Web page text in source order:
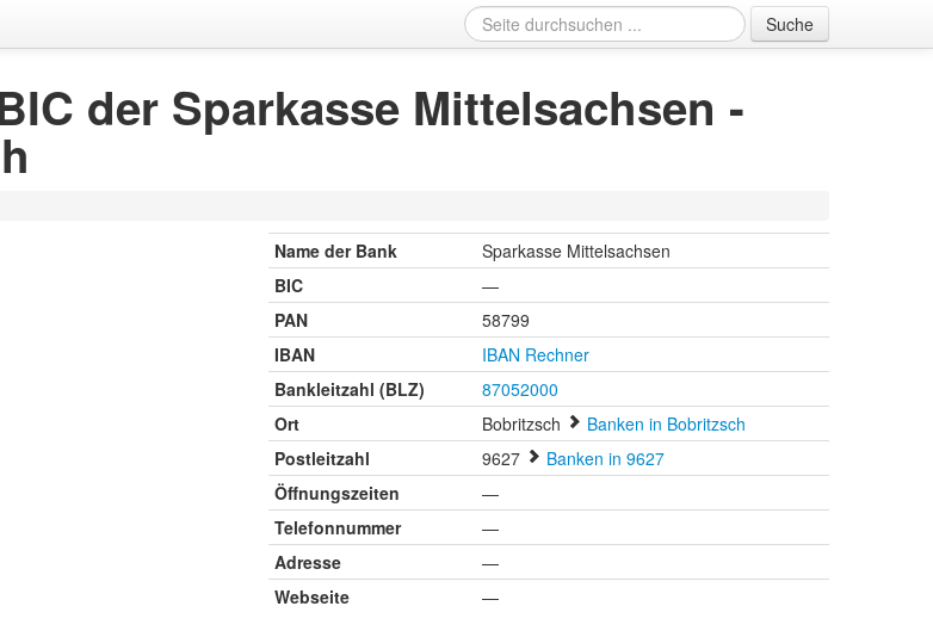
Suche
der Sparkasse Mittelsachsen -
Name der Bank
Sparkasse Mittelsachsen
BIC
—
PAN
58799
IBAN
IBAN Rechner
Bankleitzahl (BLZ)
87052000
Ort
Bobritzsch
Banken in Bobritzsch
Postleitzahl
9627
Banken in 9627
Öffnungszeiten
—
Telefonnummer
—
Adresse
—
Webseite
—